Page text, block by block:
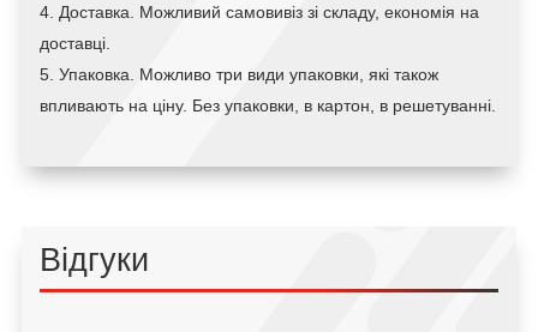
Доставка. Можливий самовивіз зі складу, економія на
доставці.
Упаковка. Можливо три види упаковки, які також
впливають на ціну. Без упаковки, в картон, в решетуванні.
Відгуки